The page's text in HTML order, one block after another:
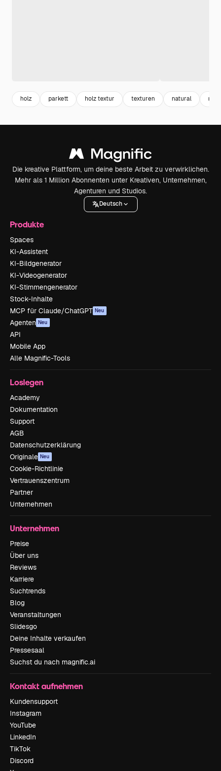
holz parkett holz textur texturen natural
Die kreative Plattform, um deine beste Arbeit zu verwirklichen.
Mehr als 1 Million Abonnenten unter Kreativen, Unternehmen,
Agenturen und Studios.
Deutsch
Produkte
Spaces
KI-Assistent
KI-Bildgenerator
KI-Videogenerator
KI-Stimmengenerator
Stock-Inhalte
MCP für Claude/ChatGPT Neu
Agenten Neu
API
Mobile App
Alle Magnific-Tools
Loslegen
Academy
Dokumentation
Support
AGB
Datenschutzerklärung
Originale Neu
Cookie-Richtlinie
Vertrauenszentrum
Partner
Unternehmen
Unternehmen
Preise
Über uns
Reviews
Karriere
Suchtrends
Blog
Veranstaltungen
Slidesgo
Deine Inhalte verkaufen
Pressesaal
Suchst du nach magnific.ai
Kontakt aufnehmen
Kundensupport
Instagram
YouTube
LinkedIn
TikTok
Discord